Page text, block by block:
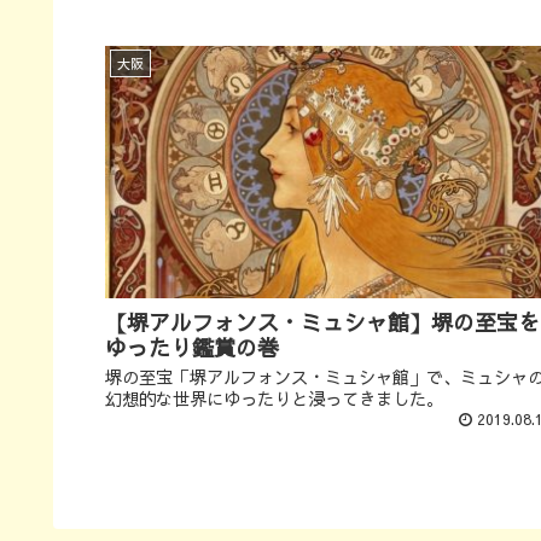
大阪
【堺アルフォンス・ミュシャ館】堺の至宝を
ゆったり鑑賞の巻
堺の至宝「堺アルフォンス・ミュシャ館」で、ミュシャ
幻想的な世界にゆったりと浸ってきました。